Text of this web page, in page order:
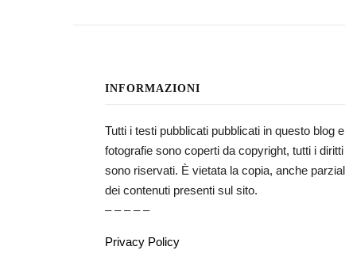
INFORMAZIONI
Tutti i testi pubblicati pubblicati in questo blog
fotografie sono coperti da copyright, tutti i diritti
sono riservati. È vietata la copia, anche
dei contenuti presenti sul sito.
– – – – –
Privacy Policy